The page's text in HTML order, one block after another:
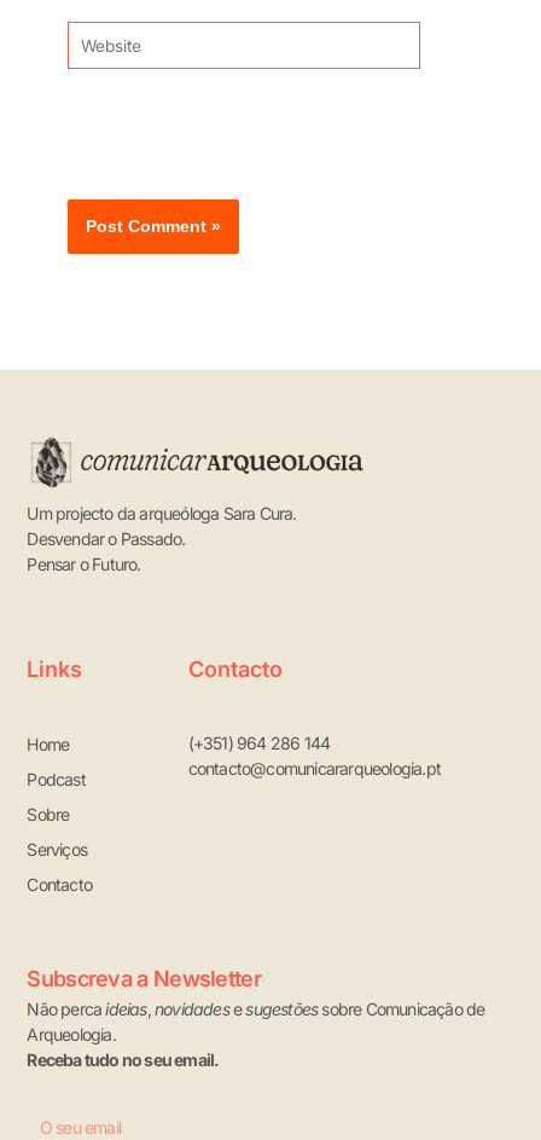
Website
Um projecto da arqueóloga Sara Cura.
Desvendar o Passado.
Pensar o Futuro.
Links
Home
Podcast
Sobre
Serviços
Contacto
Contacto
(+351) 964 286 144
contacto@comunicararqueologia.pt
Subscreva a Newsletter
Não percaideias,novidadesesugestõessobre Comunicação de
Arqueologia.
Receba tudo no seu email.